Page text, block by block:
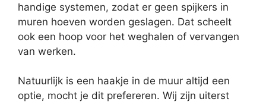
handige systemen, zodat er geen spijkers in
muren hoeven worden geslagen. Dat scheelt
ook een hoop voor het weghalen of vervangen
van werken.
Natuurlijk is een haakje in de muur altijd een
optie, mocht je dit prefereren. Wij zijn uiterst